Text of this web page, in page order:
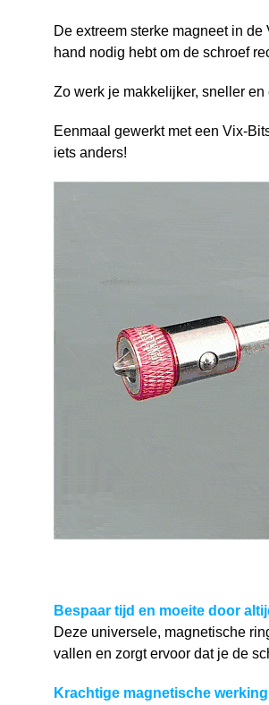
De extreem sterke magneet in
hand nodig hebt om de schroef
Zo werk je makkelijker, sneller en
Eenmaal gewerkt met een Vix-
iets anders!
Bespaar tijd en moeite door
Deze universele, magnetische
vallen en zorgt ervoor dat je de
Krachtige magnetische